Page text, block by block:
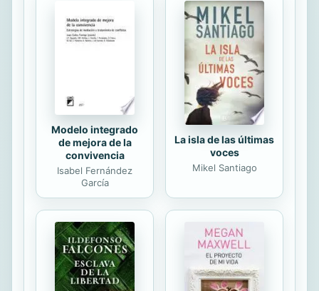
pensamientos, esperanzas o
miedos? ¿Cómo podemos actuar
basándonos en la Realidad y no en
los deseos y aversiones de nuestro
corazón y nuestra mente? ¿Cómo es
posible llevar una vida sabia y
Modelo integrado
de mejora de la
convivencia
Isabel Fernández
García
La isla de las últimas
voces
Mikel Santiago